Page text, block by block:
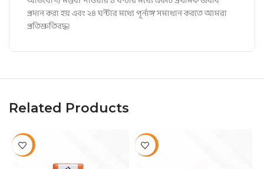
প্রদান করা হয় এবং ২৪ ঘন্টার মধ্যে পূর্নাঙ্গ সমাধান করতে আমরা
প্রতিশ্রুতিবদ্ধ।
Related Products
-10% -10%